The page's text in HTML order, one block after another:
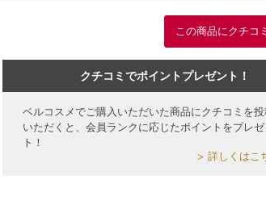
この商品にクチコ
クチコミでポイントプレゼント！
ベルコスメでご購入いただいた商品にクチコミを
いただくと、会員ランクに応じたポイントをプレゼ
ト！
詳しくはこ